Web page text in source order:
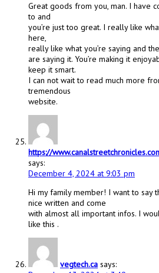
Great goods from you, man. I have
to and
you’re just too great. I really like
here,
really like what you’re saying and
are saying it. You’re making it
keep it smart.
I can not wait to read much more
tremendous
website.
https://
says:
December 4, 2024 at 9:03 pm
Hi my family member! I want to say
nice written and come
with almost all important infos. I
like this .
vegtech.ca says: